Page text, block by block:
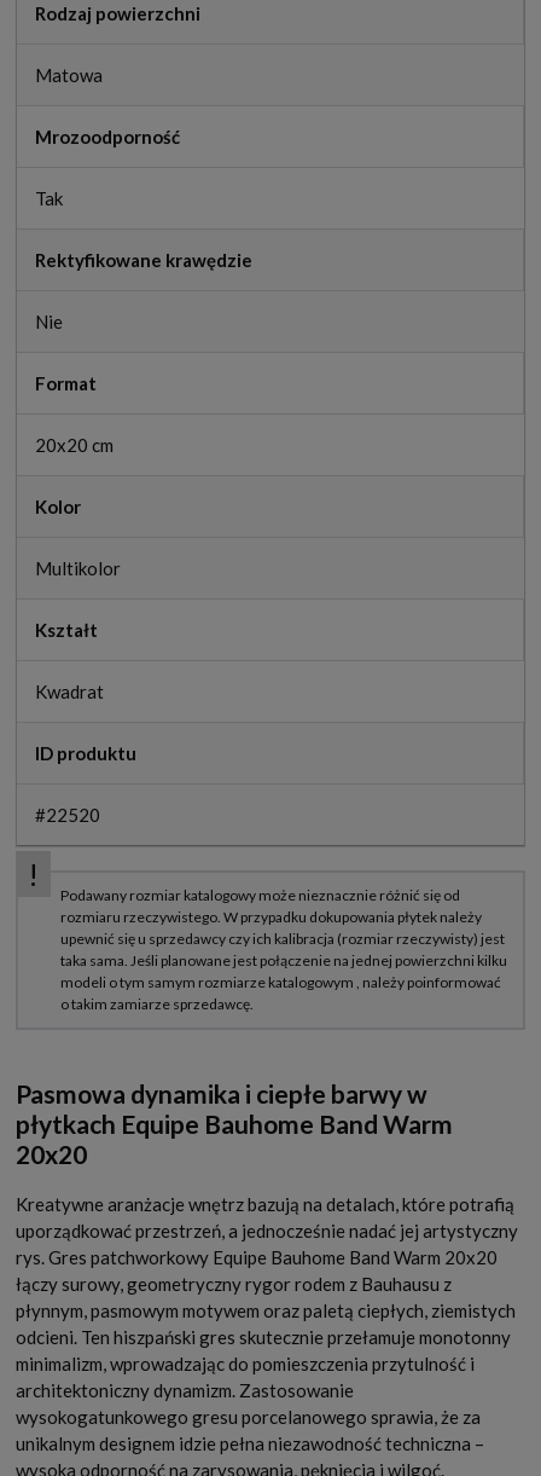
Rodzaj powierzchni
Matowa
Mrozoodporność
Tak
Rektyfikowane krawędzie
Nie
Format
20x20 cm
Kolor
Multikolor
Kształt
Kwadrat
ID produktu
#22520
Pasmowa dynamika i ciepłe barwy w
płytkach Equipe Bauhome Band Warm
20x20
Kreatywne aranżacje wnętrz bazują na detalach, które potrafią
uporządkować przestrzeń, a jednocześnie nadać jej artystyczny
rys. Gres patchworkowy Equipe Bauhome Band Warm 20x20
łączy surowy, geometryczny rygor rodem z Bauhausu z
płynnym, pasmowym motywem oraz paletą ciepłych, ziemistych
odcieni. Ten hiszpański gres skutecznie przełamuje monotonny
minimalizm, wprowadzając do pomieszczenia przytulność i
architektoniczny dynamizm. Zastosowanie
wysokogatunkowego gresu porcelanowego sprawia, że za
unikalnym designem idzie pełna niezawodność techniczna –
wysoka odporność na zarysowania, pęknięcia i wilgoć.